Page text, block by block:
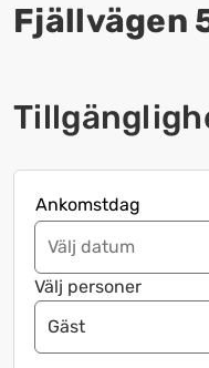
Fjällvägen
Ankomstdag
Avresedag
Navigera
framåt
för
att
Välj personer
Gäst